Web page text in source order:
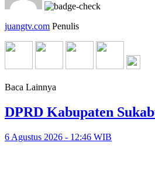
juangtv.com Penulis
Baca Lainnya
DPRD Kabupaten
6 Agustus 2026 - 12:46 WIB